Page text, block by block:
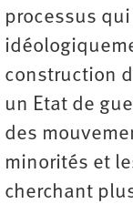
processus
construction
un Etat de
des
minorités et
cherchant